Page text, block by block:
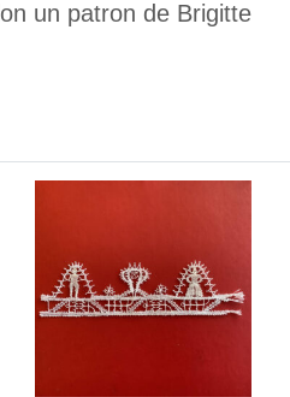
un patron de Brigitte